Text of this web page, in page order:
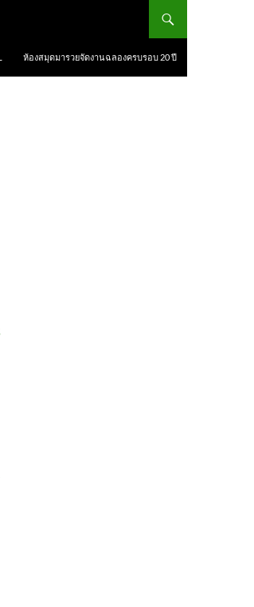
ห้องสมุดมารวยจัดงานฉลองครบรอบ 20 ปี